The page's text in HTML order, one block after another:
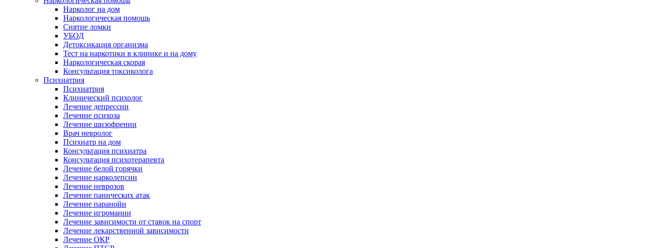
Нарколог на дом
Наркологическая помощь
Снятие ломки
УБОД
Детоксикация организма
Тест на наркотики в клинике и на дому
Наркологическая скорая
Консультация токсиколога
Психиатрия
Психиатрия
Клинический психолог
Лечение депрессии
Лечение психоза
Лечение шизофрении
Врач невролог
Психиатр на дом
Консультация психиатра
Консультация психотерапевта
Лечение белой горячки
Лечение нарколепсии
Лечение неврозов
Лечение панических атак
Лечение паранойи
Лечение игромании
Лечение зависимости от ставок на спорт
Лечение лекарственной зависимости
Лечение ОКР